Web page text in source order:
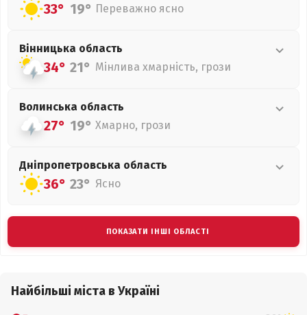
33° 19° Переважно ясно
Вінницька область
34° 21° Мінлива хмарність, грози
Волинська область
27° 19° Хмарно, грози
Дніпропетровська область
36° 23° Ясно
ПОКАЗАТИ ІНШІ ОБЛАСТІ
Найбільші міста в Україні